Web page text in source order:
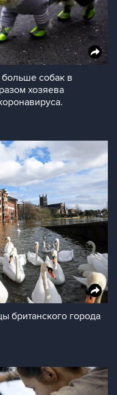
больше собак в
хозяева
британского города